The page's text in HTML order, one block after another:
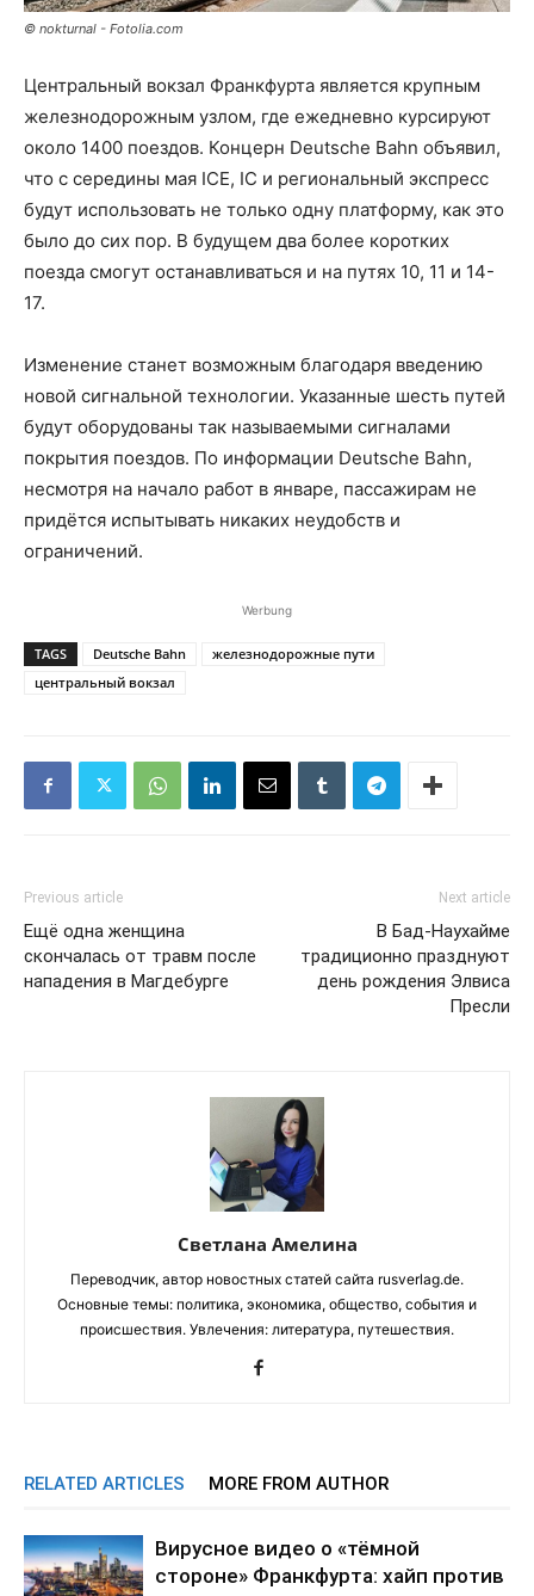
© nokturnal - Fotolia.com
Центральный вокзал Франкфурта является крупным
железнодорожным узлом, где ежедневно курсируют
около 1400 поездов. Концерн Deutsche Bahn объявил,
что с середины мая ICE, IC и региональный экспресс
будут использовать не только одну платформу, как это
было до сих пор. В будущем два более коротких
поезда смогут останавливаться и на путях 10, 11 и 14-
17.
Изменение станет возможным благодаря введению
новой сигнальной технологии. Указанные шесть путей
будут оборудованы так называемыми сигналами
покрытия поездов. По информации Deutsche Bahn,
несмотря на начало работ в январе, пассажирам не
придётся испытывать никаких неудобств и
ограничений.
Werbung
TAGS Deutsche Bahn
железнодорожные пути
центральный вокзал
Previous article
Ещё одна женщина
скончалась от травм после
нападения в Магдебурге
Next article
В Бад-Наухайме
традиционно празднуют
день рождения Элвиса
Пресли
Светлана Амелина
Переводчик, автор новостных статей сайта rusverlag.de.
Основные темы: политика, экономика, общество, события и
происшествия. Увлечения: литература, путешествия.
RELATED ARTICLES MORE FROM AUTHOR
Вирусное видео о «тёмной
стороне» Франкфурта: хайп против